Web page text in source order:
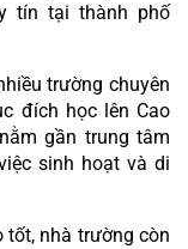
tín tại thành phố
trường chuyên
đích học lên Cao
gần trung tâm
sinh hoạt và di
tốt, nhà trường còn